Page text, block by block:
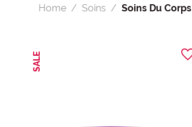
Home Soins Soins Du Corps
SALE